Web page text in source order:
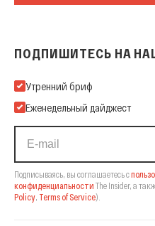
ПОДПИШИТЕСЬ НА
Подпишитесь на нашу Email-
Утренний бриф
Еженедельный дайджест
Подписываясь, вы соглашаетесь с
конфиденциальности The Insider, а
Policy, Terms of Service).